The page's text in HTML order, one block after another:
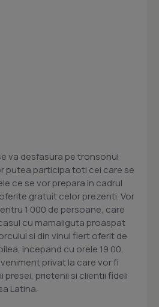
va desfasura pe tronsonul
putea participa toti cei care se
ce se vor prepara in cadrul
gratuit celor prezenti. Vor
1 000 de persoane, care
cu mamaliguta proaspat
si din vinul fiert oferit de
incepand cu orele 19.00,
privat la care vor fi
prietenii si clientii fideli
Latina.